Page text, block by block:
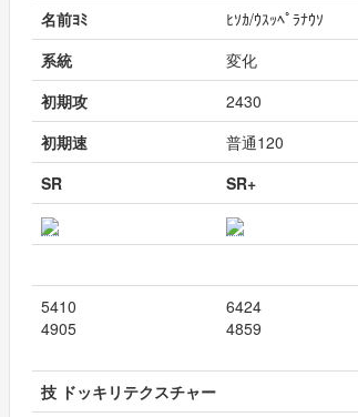
名前ﾖﾐ
ﾋｿｶ/ｳｽｯﾍﾟﾗﾅｳｿ
系統
変化
初期攻
2430
初期速
普通120
SR
SR+
5410
4905
6424
4859
技 ドッキリテクスチャー